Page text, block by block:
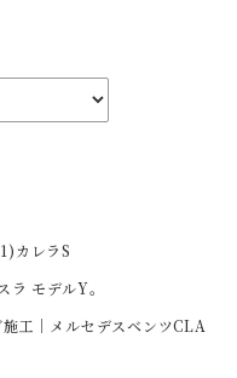
カレラS
ラ モデルY。
工｜メルセデスベンツCLA